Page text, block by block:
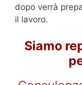
dopo verrà
il lavoro.
Siamo